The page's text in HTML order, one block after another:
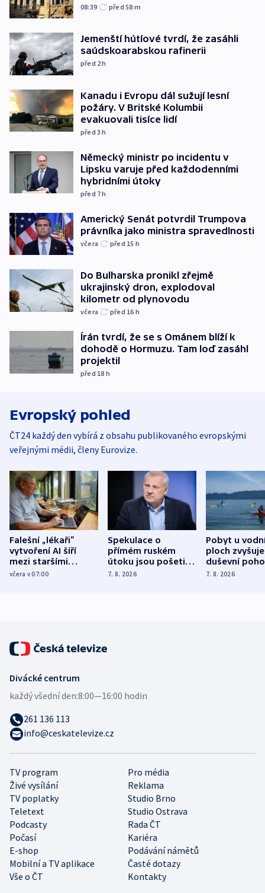
08:39 před 58 m
Jemenští hútíové tvrdí, že zasáhli
saúdskoarabskou rafinerii
před 2h
Kanadu i Evropu dál sužují lesní
požáry. V Britské Kolumbii
evakuovali tisíce lidí
před 3h
Německý ministr po incidentu v
Lipsku varuje před každodenními
hybridními útoky
před 7h
Americký Senát potvrdil Trumpova
právníka jako ministra spravedlnosti
včera před 15 h
Do Bulharska pronikl zřejmě
ukrajinský dron, explodoval
kilometr od plynovodu
včera před 16 h
Írán tvrdí, že se s Ománem blíží k
dohodě o Hormuzu. Tam loď zasáhl
projektil
před 18 h
Evropský pohled
ČT24 každý den vybírá z obsahu publikovaného evropskými
veřejnými médii, členy Eurovize.
Falešní „lékaři“
vytvoření AI šíří
mezi staršími
Poláky nebezpečné
včera v 07:00
Spekulace o
přímém ruském
útoku jsou pošetilé,
míní estonský
7. 8. 2026
Pobyt u
ploch zvyšuje
duševní
ukázala
7. 8. 2026
TV program
Pro média
Živé vysílání
Reklama
TV poplatky
Studio Brno
Teletext
Studio Ostrava
Podcasty
Rada ČT
Počasí
Kariéra
E-shop
Podávání námětů
Mobilní a TV aplikace
Časté dotazy
Vše o ČT
Kontakty
Divácké centrum
každý všední den:8:00—16:00 hodin
261 136 113
info@ceskatelevize.cz